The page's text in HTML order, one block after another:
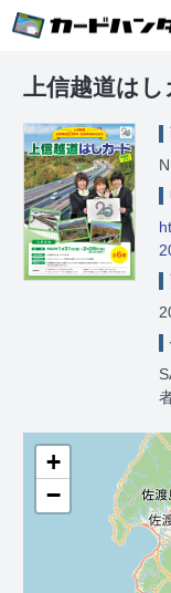
上信越道は
+
−